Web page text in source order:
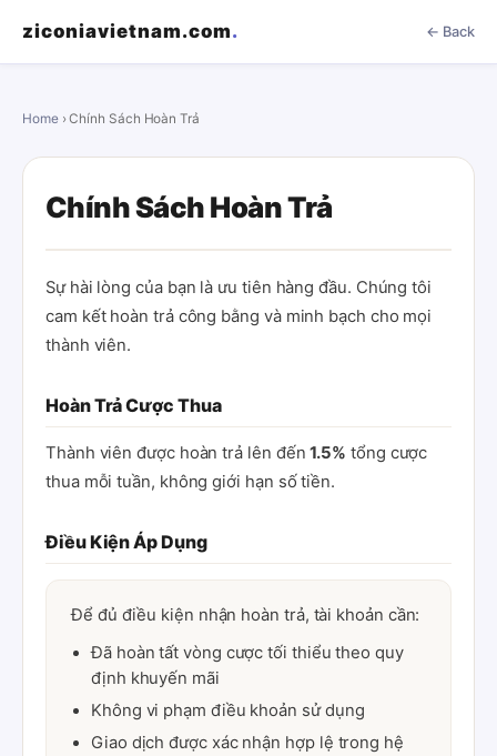
ziconiavietnam.com. ← Back
Home› Chính Sách Hoàn Trả
Chính Sách Hoàn Trả
Sự hài lòng của bạn là ưu tiên hàng đầu. Chúng tôi
cam kết hoàn trả công bằng và minh bạch cho mọi
thành viên.
Hoàn Trả Cược Thua
Thành viên được hoàn trả lên đến1.5% tổng cược
thua mỗi tuần, không giới hạn số tiền.
Điều Kiện Áp Dụng
Để đủ điều kiện nhận hoàn trả, tài khoản cần:
Đã hoàn tất vòng cược tối thiểu theo quy
định khuyến mãi
Không vi phạm điều khoản sử dụng
Giao dịch được xác nhận hợp lệ trong hệ